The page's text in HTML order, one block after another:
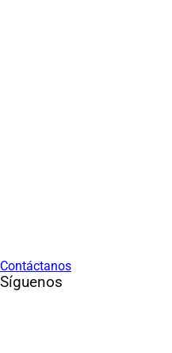
Contáctanos
Síguenos